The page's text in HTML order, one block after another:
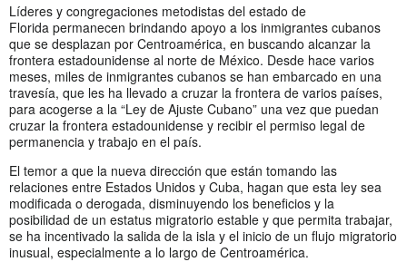
Líderes y congregaciones metodistas del estado de
Florida permanecen brindando apoyo a los inmigrantes cubanos
que se desplazan por Centroamérica, en buscando alcanzar la
frontera estadounidense al norte de México. Desde hace varios
meses, miles de inmigrantes cubanos se han embarcado en una
travesía, que les ha llevado a cruzar la frontera de varios países,
para acogerse a la “Ley de Ajuste Cubano” una vez que puedan
cruzar la frontera estadounidense y recibir el permiso legal de
permanencia y trabajo en el país.
El temor a que la nueva dirección que están tomando las
relaciones entre Estados Unidos y Cuba, hagan que esta ley sea
modificada o derogada, disminuyendo los beneficios y la
posibilidad de un estatus migratorio estable y que permita trabajar,
se ha incentivado la salida de la isla y el inicio de un flujo migratorio
inusual, especialmente a lo largo de Centroamérica.